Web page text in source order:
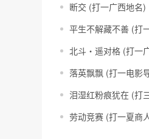
断交 (打一广西地名)
平生不解藏不善 (打
北斗・遥对格 (打一
落英飘飘 (打一电影
泪湿红粉痕犹在 (打
劳动竞赛 (打一夏商